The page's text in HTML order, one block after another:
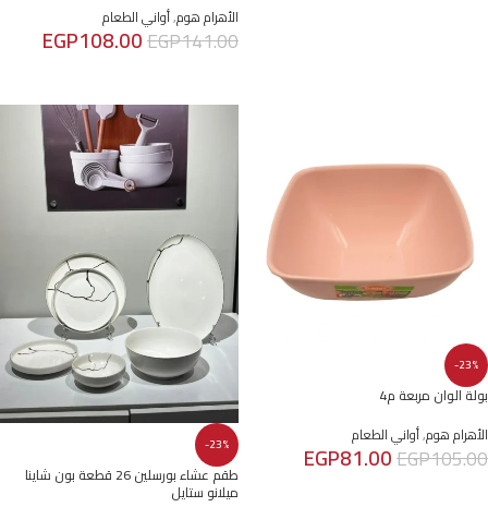
الأهرام هوم,أواني الطعام
EGP141.00
EGP108.00
-23%
بولة الوان مربعة م4
الأهرام هوم,أواني الطعام
EGP105.00
EGP81.00
-23%
طقم عشاء بورسلين 26 قطعة بون شاينا
ميلانو ستايل